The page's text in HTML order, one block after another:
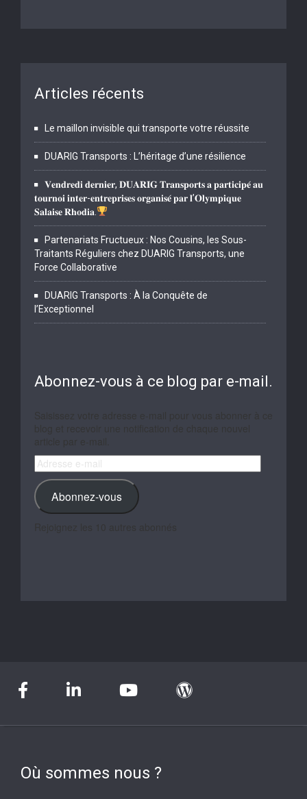
Articles récents
Le maillon invisible qui transporte votre réussite
DUARIG Transports : L’héritage d’une résilience
𝐕𝐞𝐧𝐝𝐫𝐞𝐝𝐢 𝐝𝐞𝐫𝐧𝐢𝐞𝐫, 𝐃𝐔𝐀𝐑𝐈𝐆 𝐓𝐫𝐚𝐧𝐬𝐩𝐨𝐫𝐭𝐬 𝐚 𝐩𝐚𝐫𝐭𝐢𝐜𝐢𝐩𝐞́ 𝐚𝐮
𝐭𝐨𝐮𝐫𝐧𝐨𝐢 𝐢𝐧𝐭𝐞𝐫-𝐞𝐧𝐭𝐫𝐞𝐩𝐫𝐢𝐬𝐞𝐬 𝐨𝐫𝐠𝐚𝐧𝐢𝐬𝐞́ 𝐩𝐚𝐫 𝐥’𝐎𝐥𝐲𝐦𝐩𝐢𝐪𝐮𝐞
𝐒𝐚𝐥𝐚𝐢𝐬𝐞 𝐑𝐡𝐨𝐝𝐢𝐚.
Partenariats Fructueux : Nos Cousins, les Sous-
Traitants Réguliers chez DUARIG Transports, une
Force Collaborative
DUARIG Transports : À la Conquête de
l’Exceptionnel
Abonnez-vous à ce blog par e-mail.
Adresse
e-
mail
Abonnez-vous
Où sommes nous ?